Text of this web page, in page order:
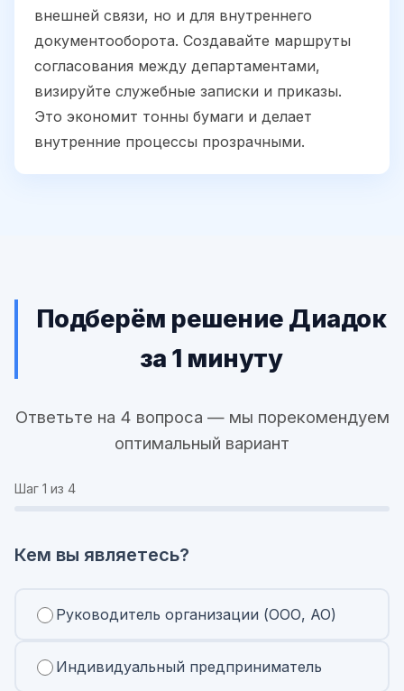
внешней связи, но и для внутреннего
документооборота. Создавайте маршруты
согласования между департаментами,
визируйте служебные записки и приказы.
Это экономит тонны бумаги и делает
внутренние процессы прозрачными.
Подберём решение Диадок
за 1 минуту
Ответьте на 4 вопроса — мы порекомендуем
оптимальный вариант
Шаг 1 из 4
Кем вы являетесь?
Руководитель организации (ООО, АО)
Индивидуальный предприниматель